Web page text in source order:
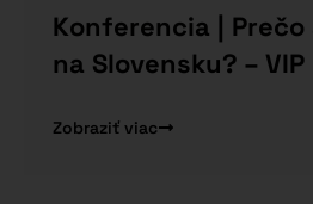
Konferencia |
na Slovensku? – VIP
Zobraziť viac